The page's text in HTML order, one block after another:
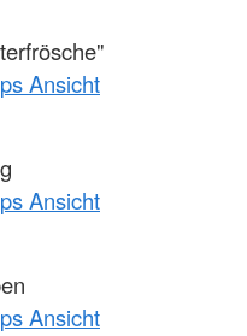
Ansicht
Ansicht
Ansicht